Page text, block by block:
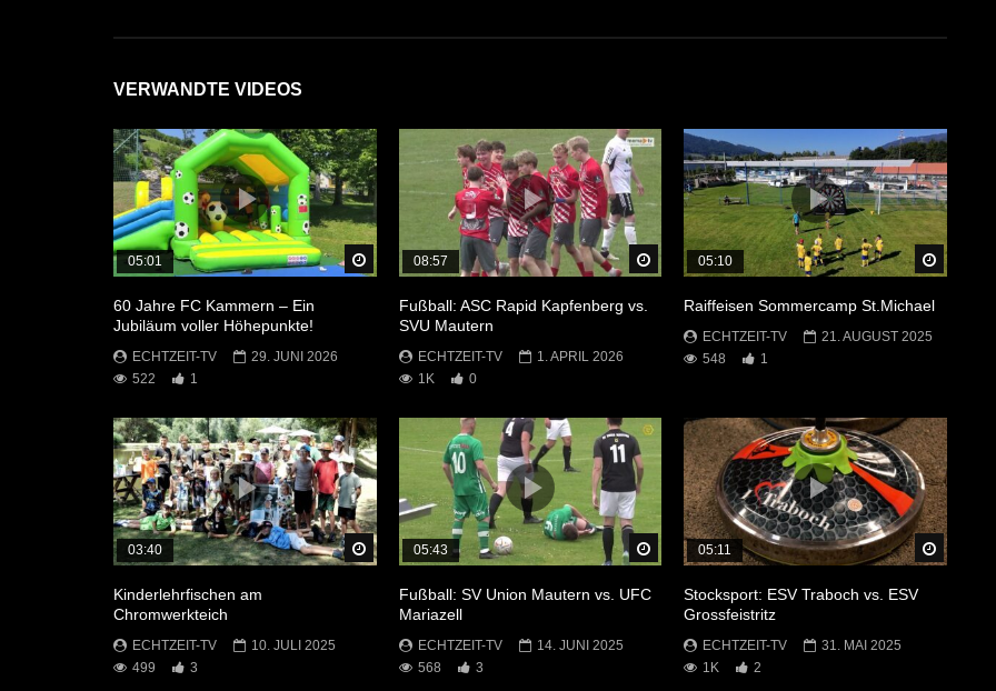
VERWANDTE VIDEOS
Später Ansehen
05:01
60 Jahre FC Kammern – Ein
Jubiläum voller Höhepunkte!
ECHTZEIT-TV
29. JUNI 2026
522
1
Später Ansehen
08:57
Fußball: ASC Rapid Kapfenberg vs.
SVU Mautern
ECHTZEIT-TV
1. APRIL 2026
1K
0
Später
05:10
Raiffeisen Sommercamp St.Michael
ECHTZEIT-TV
21. AUGUST 2025
548
1
Später Ansehen
03:40
Kinderlehrfischen am
Chromwerkteich
ECHTZEIT-TV
10. JULI 2025
499
3
Später Ansehen
05:43
Fußball: SV Union Mautern vs. UFC
Mariazell
ECHTZEIT-TV
14. JUNI 2025
568
3
Später
05:11
Stocksport: ESV Traboch vs. ESV
Grossfeistritz
ECHTZEIT-TV
31. MAI 2025
1K
2